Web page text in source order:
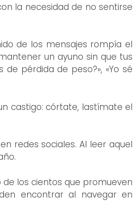
la necesidad de no sentirse
de los mensajes rompía el
un ayuno sin que tus
pérdida de peso?», «Yo sé
castigo: córtate, lastímate el
redes sociales. Al leer aquel
los cientos que promueven
encontrar al navegar en